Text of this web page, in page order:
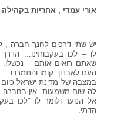
אורי עמדי , אחריות בקהילה , עלון
יש שתי דרכים לחנך חברה ,
לו – לכו בעקבותינו...
שאתם רואים אותם – נכשלו.
העם לאבדון. קומו והתמרדו.
במצבה של מדינת ישראל כיום
לה שום משמעות. אין בחברה
אל הנוער ולומר לו "לכו
הדתי.